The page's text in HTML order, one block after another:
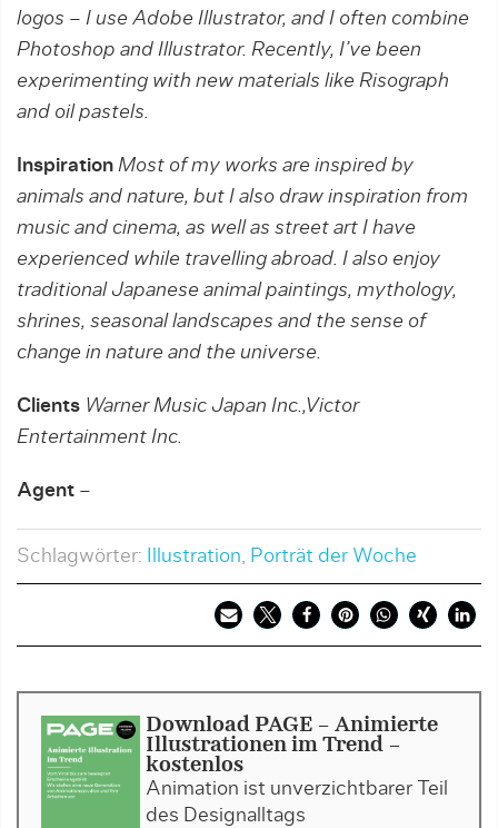
logos – I use Adobe Illustrator, and I often combine
Photoshop and Illustrator. Recently, I’ve been
experimenting with new materials like Risograph
and oil pastels.
Inspiration Most of my works are inspired by
animals and nature, but I also draw inspiration from
music and cinema, as well as street art I have
experienced while travelling abroad. I also enjoy
traditional Japanese animal paintings, mythology,
shrines, seasonal landscapes and the sense of
change in nature and the universe.
Clients Warner Music Japan Inc.,Victor
Entertainment Inc.
Agent –
Schlagwörter: Illustration, Porträt der Woche
Download PAGE - Animierte
Illustrationen im Trend -
kostenlos
Animation ist unverzichtbarer Teil
des Designalltags